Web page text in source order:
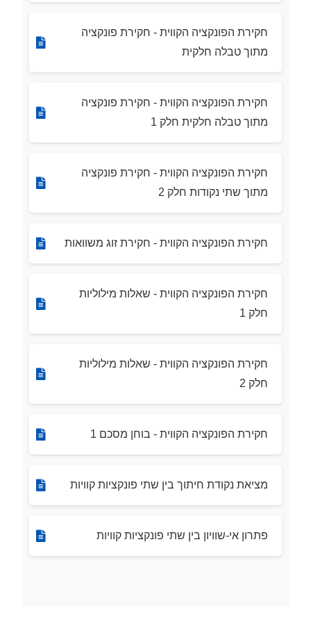
חקירת הפונקציה הקווית - חקירת פונקציה
מתוך טבלה חלקית
חקירת הפונקציה הקווית - חקירת פונקציה
מתוך טבלה חלקית חלק 1
חקירת הפונקציה הקווית - חקירת פונקציה
מתוך שתי נקודות חלק 2
חקירת הפונקציה הקווית - חקירת זוג משוואות
חקירת הפונקציה הקווית - שאלות מילוליות
חלק 1
חקירת הפונקציה הקווית - שאלות מילוליות
חלק 2
חקירת הפונקציה הקווית - בוחן מסכם 1
מציאת נקודת חיתוך בין שתי פונקציות קוויות
פתרון אי-שוויון בין שתי פונקציות קוויות